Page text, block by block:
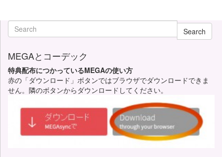
Search
MEGAとコーデック
特典配布につかっているMEGAの使い方
赤の「ダウンロード」ボタンではブラウザでダウンロードできま
せん。隣のボタンからダウンロードしてください。